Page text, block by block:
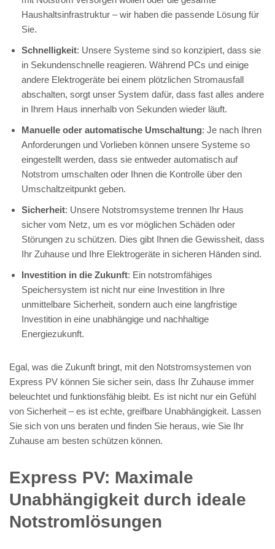
Haushaltsinfrastruktur – wir haben die passende Lösung für
Sie.
Schnelligkeit: Unsere Systeme sind so konzipiert, dass sie
in Sekundenschnelle reagieren. Während PCs und einige
andere Elektrogeräte bei einem plötzlichen Stromausfall
abschalten, sorgt unser System dafür, dass fast alles andere
in Ihrem Haus innerhalb von Sekunden wieder läuft.
Manuelle oder automatische Umschaltung: Je nach Ihren
Anforderungen und Vorlieben können unsere Systeme so
eingestellt werden, dass sie entweder automatisch auf
Notstrom umschalten oder Ihnen die Kontrolle über den
Umschaltzeitpunkt geben.
Sicherheit: Unsere Notstromsysteme trennen Ihr Haus
sicher vom Netz, um es vor möglichen Schäden oder
Störungen zu schützen. Dies gibt Ihnen die Gewissheit, dass
Ihr Zuhause und Ihre Elektrogeräte in sicheren Händen sind.
Investition in die Zukunft: Ein notstromfähiges
Speichersystem ist nicht nur eine Investition in Ihre
unmittelbare Sicherheit, sondern auch eine langfristige
Investition in eine unabhängige und nachhaltige
Energiezukunft.
Egal, was die Zukunft bringt, mit den Notstromsystemen von
Express PV können Sie sicher sein, dass Ihr Zuhause immer
beleuchtet und funktionsfähig bleibt. Es ist nicht nur ein Gefühl
von Sicherheit – es ist echte, greifbare Unabhängigkeit. Lassen
Sie sich von uns beraten und finden Sie heraus, wie Sie Ihr
Zuhause am besten schützen können.
Express PV: Maximale
Unabhängigkeit durch ideale
Notstromlösungen